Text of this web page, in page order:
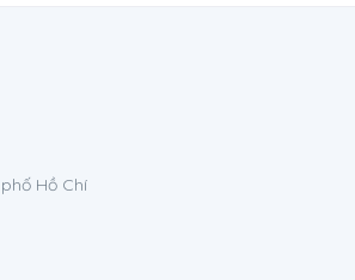
Hồ Chí